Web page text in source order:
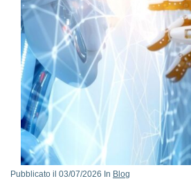
Pubblicato il 03/07/2026 In Blog